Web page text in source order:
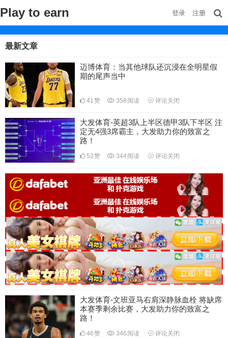
Play to earn 登录 注册
最新文章
迈博体育：当其他球队还沉浸在全明星假
期的尾声当中
41赞 358 阅读 评论关闭
大发体育-英超3队上半区德甲3队下半区 注
定无4强3席霸主，大发助力你的致富之
路！
52赞 344阅读 评论关闭
大发体育-文班亚马右肩深静脉血栓 将缺席
本赛季剩余比赛，大发助力你的致富之
路！
46赞 346 阅读 评论关闭